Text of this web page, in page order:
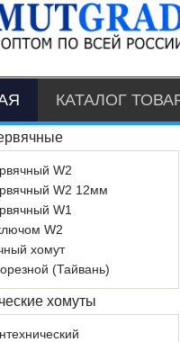
КАТАЛОГ
W2
W2 12мм
W1
W2
хомут
(Тайвань)
хомуты